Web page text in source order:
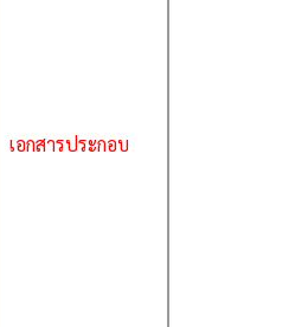
เอกสารประกอบ